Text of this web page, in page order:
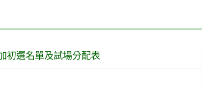
初選名單及試場分配表